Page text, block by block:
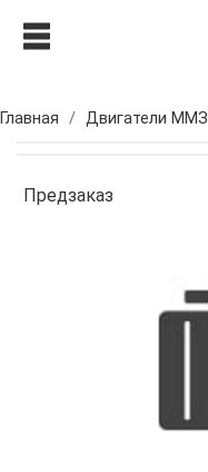
Главная Двигатели ММЗ
Предзаказ